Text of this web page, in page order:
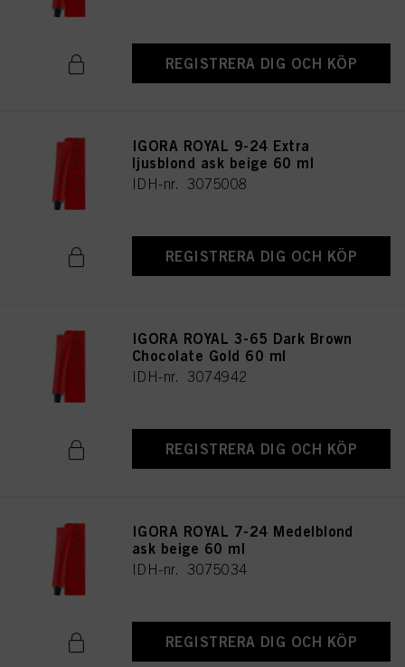
REGISTRERA DIG OCH KÖP
IGORA ROYAL 9-24 Extra
ljusblond ask beige 60 ml
IDH-nr. 3075008
REGISTRERA DIG OCH KÖP
IGORA ROYAL 3-65 Dark Brown
Chocolate Gold 60 ml
IDH-nr. 3074942
REGISTRERA DIG OCH KÖP
IGORA ROYAL 7-24 Medelblond
ask beige 60 ml
IDH-nr. 3075034
REGISTRERA DIG OCH KÖP